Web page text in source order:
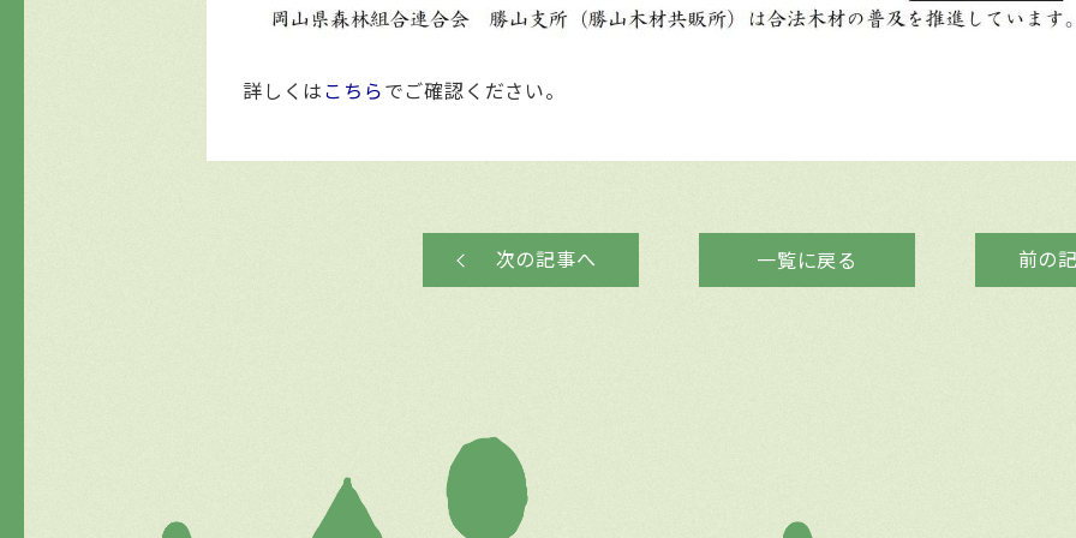
詳しくはこちらでご確認ください。
次の記事へ 一覧に戻る 前の